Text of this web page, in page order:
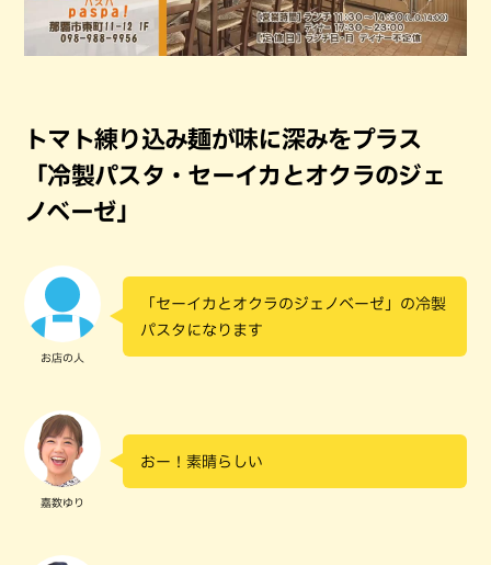
トマト練り込み麺が味に深みをプラス
「冷製パスタ・セーイカとオクラのジェ
ノベーゼ」
お店の人
「セーイカとオクラのジェノベーゼ」の冷製
パスタになります
嘉数ゆり
おー！素晴らしい